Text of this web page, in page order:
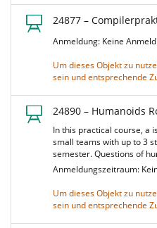
24877 –
Anmeldung: Keine
Um dieses Objekt zu
sein und entsprechende
24890 – Humanoids
In this practical course, a
small teams with up to 3
semester. Questions of
Anmeldungszeitraum:
Um dieses Objekt zu
sein und entsprechende